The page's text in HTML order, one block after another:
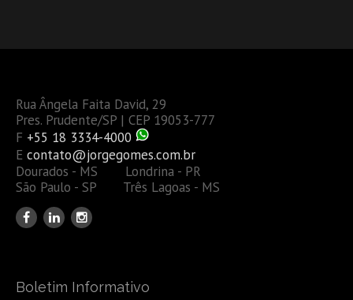
Rua Ângela Faita David, 29
Pres. Prudente/SP | CEP 19053-777
F +55 18 3334-4000
E contato@jorgegomes.com.br
Dourados - MS Londrina - PR
São Paulo - SP Três Lagoas - MS
Boletim Informativo